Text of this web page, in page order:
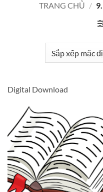
TRANG CHỦ /
Digital Download